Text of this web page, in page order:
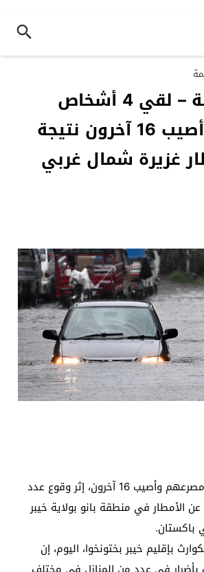
عالم الجريمة – لقي 4 أشخاص
مصرعهم وأصيب 16 آخرون نتيجة
غزيرة شمال غربي
لقي أربعة أشخاص مصرعهم وأصيب 16 آخرون، إثر وقوع عدد
الأمطار في منطقة بانو بولاية خيبر
باكستان.
بإقليم خيبر بختونخوا، اليوم، إن